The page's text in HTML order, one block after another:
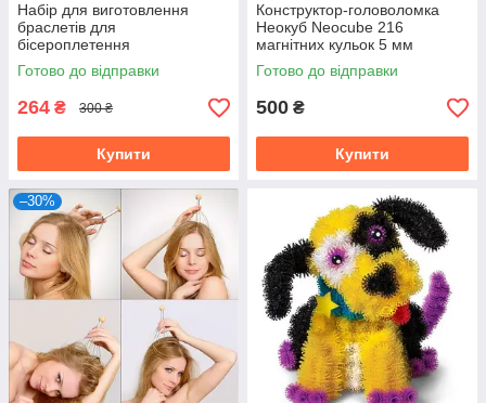
Набір для виготовлення
браслетів для
бісероплетення
Готово до відправки
264 ₴ 300 ₴
Купити
Конструктор-головоломка
Неокуб Neocube 216
магнітних кульок 5 мм
Готово до відправки
500 ₴
Купити
–30%